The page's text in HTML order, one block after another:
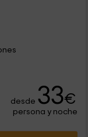
desde 33€
persona y noche